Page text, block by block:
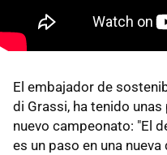
El embajador de
di Grassi, ha tenido
nuevo campeonato: "El
es un paso en una